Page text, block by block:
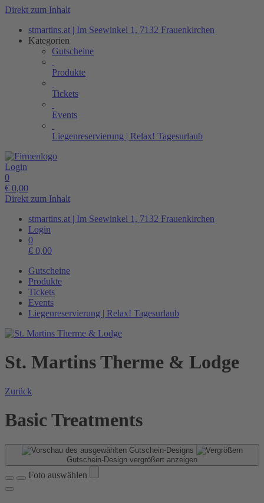
Direkt zum Inhalt
stmartins.at | Im Seewinkel 1, 7132 Frauenkirchen
Kategorien
Gutscheine
Produkte
Tickets
Events
Liegenreservierung | Relax! Tagesurlaub
Login
0
€ 0,00
Direkt zum Inhalt
stmartins.at | Im Seewinkel 1, 7132 Frauenkirchen
Login
0
€ 0,00
Gutscheine
Produkte
Tickets
Events
Liegenreservierung | Relax! Tagesurlaub
St. Martins Therme & Lodge
Zurück
Basic Treatments
Gutschein-Design vergrößert anzeigen
Foto auswählen